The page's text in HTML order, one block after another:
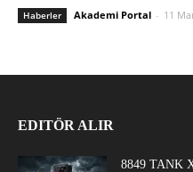
Haberler Akademi Portal - 11
EDITÖR ALIR
8849 TANK